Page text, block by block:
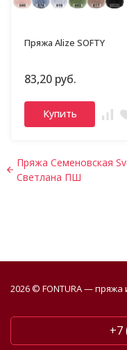
Пряжа Alize SOFTY
83,20 руб.
Купить
Пряжа Семеновская
Светлана ПШ
2026 © FONTURA —
+7